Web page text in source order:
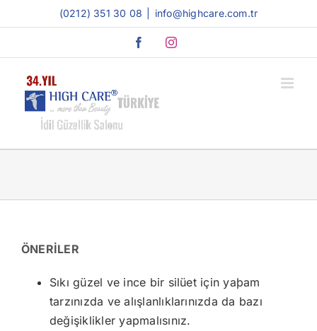
to
(0212) 351 30 08 info@highcare.com.tr
FacebookInstagram
ÖNERİLER
Sıkı güzel ve ince bir silüet için yaþam
tarzınızda ve alışlanlıklarınızda da bazı
değişiklikler yapmalısınız.